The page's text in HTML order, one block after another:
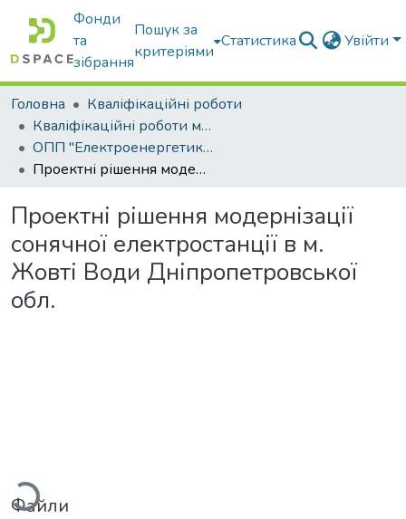
Фонди
та
зібрання
Пошук за
критеріями
Статистика Увійти
Головна
Кваліфікаційні роботи
Кваліфікаційні роботи магістрів
ОПП "Електроенергетика, електротехніка та електромеханіка"
Проектні рішення модернізації сонячної електростанції в м. Жовті Води Дніпропетровської обл.
Проектні рішення модернізації
сонячної електростанції в м.
Жовті Води Дніпропетровської
обл.
Файли